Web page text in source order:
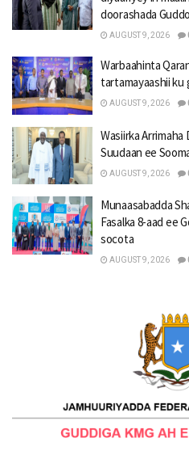
doorashada
AUGUST 9, 2026
Warbaahinta
tartamayaashii ku
AUGUST 9, 2026
Wasiirka Arrimaha
Suudaan ee
AUGUST 9, 2026
Munaasabadda
Fasalka 8-aad ee
socota
AUGUST 9, 2026